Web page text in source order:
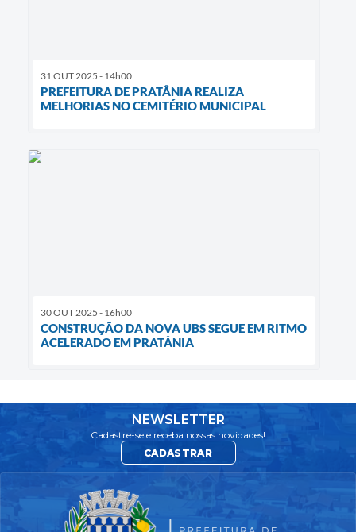
31 OUT 2025 - 14h00
PREFEITURA DE PRATÂNIA REALIZA
MELHORIAS NO CEMITÉRIO MUNICIPAL
30 OUT 2025 - 16h00
CONSTRUÇÃO DA NOVA UBS SEGUE EM RITMO
ACELERADO EM PRATÂNIA
NEWSLETTER
Cadastre-se e receba nossas novidades!
CADASTRAR